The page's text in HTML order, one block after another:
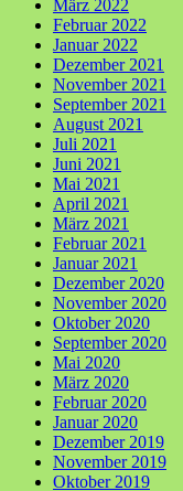
März 2022
Februar 2022
Januar 2022
Dezember 2021
November 2021
September 2021
August 2021
Juli 2021
Juni 2021
Mai 2021
April 2021
März 2021
Februar 2021
Januar 2021
Dezember 2020
November 2020
Oktober 2020
September 2020
Mai 2020
März 2020
Februar 2020
Januar 2020
Dezember 2019
November 2019
Oktober 2019